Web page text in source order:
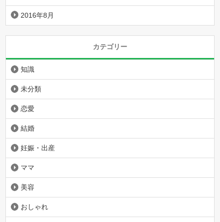
2016年8月
カテゴリー
知識
未分類
恋愛
結婚
妊娠・出産
ママ
美容
おしゃれ